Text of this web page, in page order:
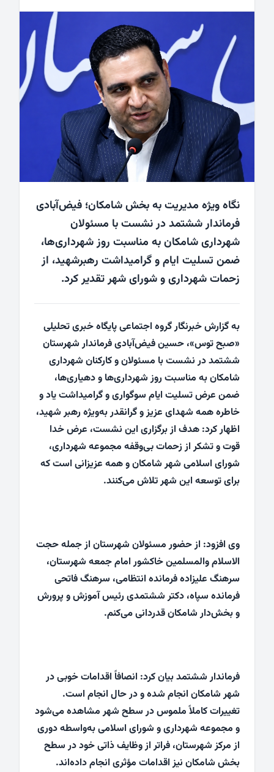
نگاه ویژه مدیریت به بخش شامکان؛ فیض‌آبادی
فرماندار ششتمد در نشست با مسئولان
شهرداری شامکان به مناسبت روز شهرداری‌ها،
ضمن تسلیت ایام و گرامیداشت رهبرشهید، از
زحمات شهرداری و شورای شهر تقدیر کرد.
به گزارش خبرنگار گروه اجتماعی پایگاه خبری تحلیلی
«صبح توس»، حسین فیض‌آبادی فرماندار شهرستان
ششتمد در نشست با مسئولان و کارکنان شهرداری
شامکان به مناسبت روز شهرداری‌ها و دهیاری‌ها،
ضمن عرض تسلیت ایام سوگواری و گرامیداشت یاد و
خاطره همه شهدای عزیز و گرانقدر به‌ویژه رهبر شهید،
اظهار کرد: هدف از برگزاری این نشست، عرض خدا
قوت و تشکر از زحمات بی‌وقفه مجموعه شهرداری،
شورای اسلامی شهر شامکان و همه عزیزانی است که
برای توسعه این شهر تلاش می‌کنند.
وی افزود: از حضور مسئولان شهرستان از جمله حجت
الاسلام والمسلمین خاکشور امام جمعه شهرستان،
سرهنگ علیزاده فرمانده انتظامی، سرهنگ فاتحی
فرمانده سپاه، دکتر ششتمدی رئیس آموزش و پرورش
و بخش‌دار شامکان قدردانی می‌کنم.
فرماندار ششتمد بیان کرد: انصافاً اقدامات خوبی در
شهر شامکان انجام شده و در حال انجام است.
تغییرات کاملاً ملموس در سطح شهر مشاهده می‌شود
و مجموعه شهرداری و شورای اسلامی به‌واسطه دوری
از مرکز شهرستان، فراتر از وظایف ذاتی خود در سطح
بخش شامکان نیز اقدامات مؤثری انجام داده‌اند.